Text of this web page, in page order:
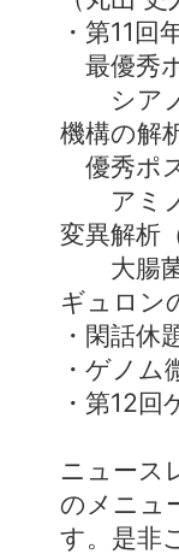
・第11
最優秀
シアノ
機構の解
優秀ポ
アミノ
変異解析
大腸菌
ギュロン
・閑話
・ゲノム
・第12
ニュース
のメニュ
す。是非